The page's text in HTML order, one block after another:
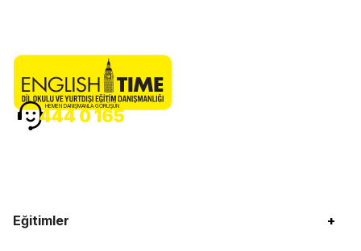
Eğitimler +
HEMEN DANIŞMANLA GÖRÜŞÜN
444 0 165